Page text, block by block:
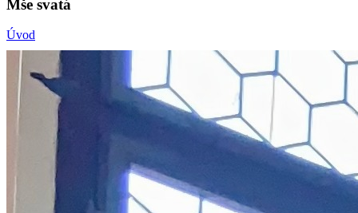
Mše svatá
Úvod